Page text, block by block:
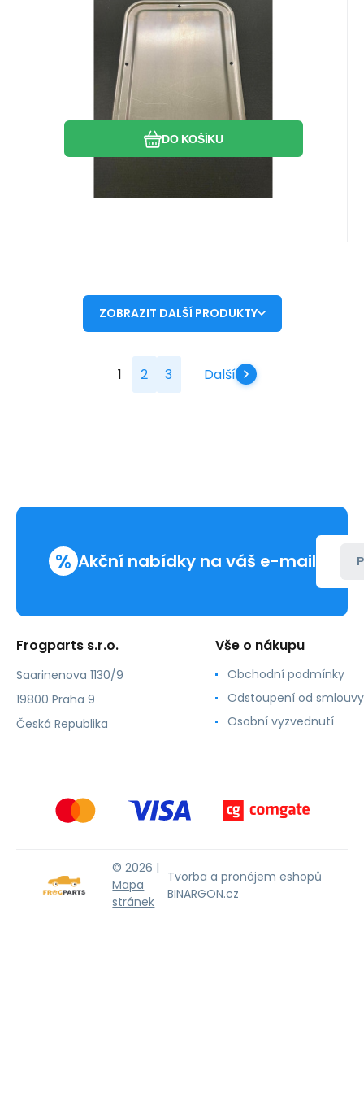
DO KOŠÍKU
ZOBRAZIT DALŠÍ PRODUKTY
1 2 3 Další
% Akční nabídky na váš e-mail
Frogparts s.r.o.
Saarinenova 1130/9
19800 Praha 9
Česká Republika
Vše o nákupu
Obchodní podmínky
Odstoupení od smlouvy
Osobní vyzvednutí
© 2026 |
Mapa
stránek
Tvorba a pronájem eshopů
BINARGON.cz